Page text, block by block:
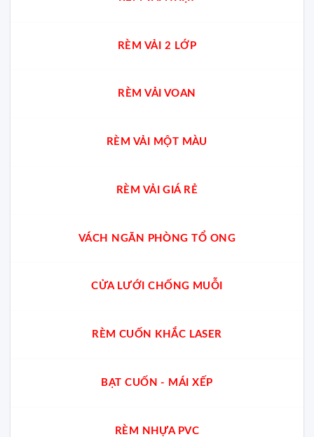
RÈM VẢI 2 LỚP
RÈM VẢI VOAN
RÈM VẢI MỘT MÀU
RÈM VẢI GIÁ RẺ
VÁCH NGĂN PHÒNG TỔ ONG
CỬA LƯỚI CHỐNG MUỖI
RÈM CUỐN KHẮC LASER
BẠT CUỐN - MÁI XẾP
RÈM NHỰA PVC